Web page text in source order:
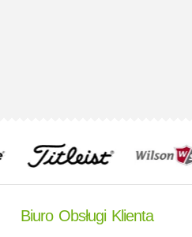
Biuro Obsługi Klienta